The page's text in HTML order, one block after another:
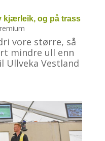
kjærleik, og på trass
vore større, så
mindre ull enn
Ullveka Vestland